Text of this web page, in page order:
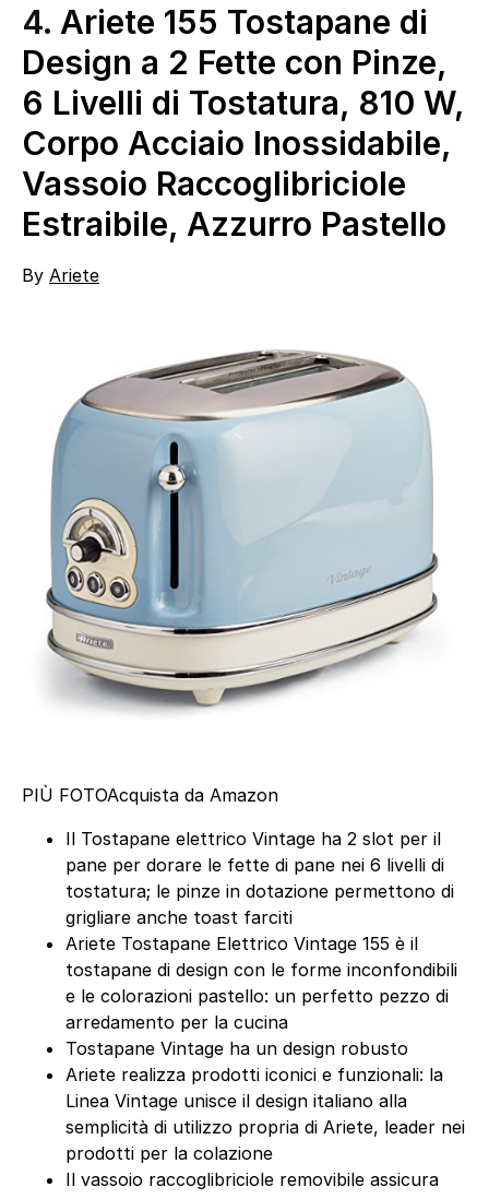
4. Ariete 155 Tostapane di
Design a 2 Fette con Pinze,
6 Livelli di Tostatura, 810 W,
Corpo Acciaio Inossidabile,
Vassoio Raccoglibriciole
Estraibile, Azzurro Pastello
By Ariete
PIÙ FOTOAcquista da Amazon
Il Tostapane elettrico Vintage ha 2 slot per il
pane per dorare le fette di pane nei 6 livelli di
tostatura; le pinze in dotazione permettono di
grigliare anche toast farciti
Ariete Tostapane Elettrico Vintage 155 è il
tostapane di design con le forme inconfondibili
e le colorazioni pastello: un perfetto pezzo di
arredamento per la cucina
Tostapane Vintage ha un design robusto
Ariete realizza prodotti iconici e funzionali: la
Linea Vintage unisce il design italiano alla
semplicità di utilizzo propria di Ariete, leader nei
prodotti per la colazione
Il vassoio raccoglibriciole removibile assicura